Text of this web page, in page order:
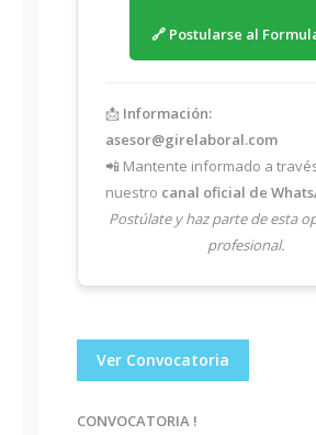
🔗 Postularse al
📩 Información:
asesor@girelaboral.com
📲 Mantente informado a
nuestro canal oficial de
Postúlate y haz parte de esta
profesional.
Ver Convocatoria
CONVOCATORIA !